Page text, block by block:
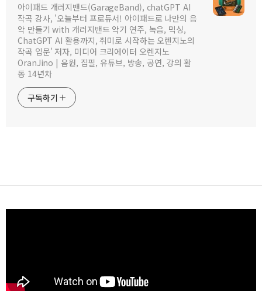
아이패드 개러지밴드(GarageBand), chatGPT AI
작곡 강사, '오늘부터 프로듀서! 아이패드로 나만의 음
악 만들기 with 개러지밴드 악기 연주, 녹음, 믹싱,
ChatGPT AI 활용까지, 취미로 시작하는 오렌지노의
작곡 입문' 저자, 미디어 크리에이터 오렌지노
OranJino | 음원, 집필, 유튜브, 방송, 공연, 강의 활
동 14년차
구독하기